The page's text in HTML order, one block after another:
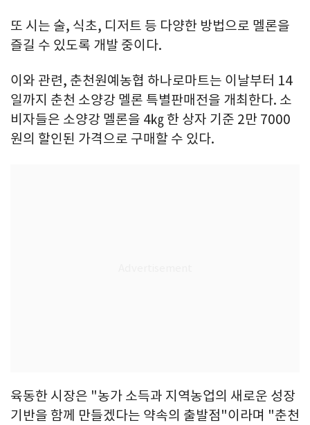
또 시는 술, 식초, 디저트 등 다양한 방법으로 멜론을
즐길 수 있도록 개발 중이다.
이와 관련, 춘천원예농협 하나로마트는 이날부터 14
일까지 춘천 소양강 멜론 특별판매전을 개최한다. 소
비자들은 소양강 멜론을 4㎏ 한 상자 기준 2만 7000
원의 할인된 가격으로 구매할 수 있다.
육동한 시장은 "농가 소득과 지역농업의 새로운 성장
기반을 함께 만들겠다는 약속의 출발점"이라며 "춘천